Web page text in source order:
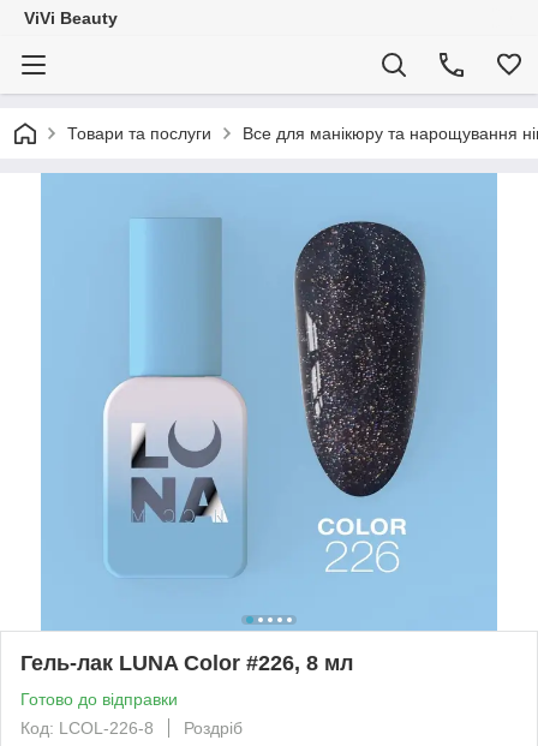
ViVi Beauty
Товари та послуги Все для манікюру та нарощування
Гель-лак LUNA Color #226, 8 мл
Готово до відправки
Код: LCOL-226-8
Роздріб